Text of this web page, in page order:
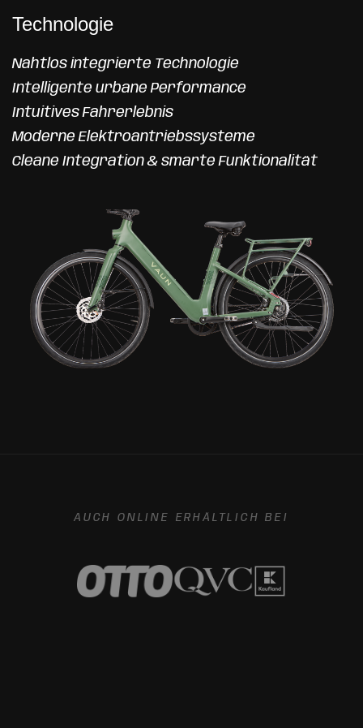
Technologie
Nahtlos integrierte Technologie
Intelligente urbane Performance
Intuitives Fahrerlebnis
Moderne Elektroantriebssysteme
Cleane Integration & smarte Funktionalität
AUCH ONLINE ERHÄLTLICH BEI